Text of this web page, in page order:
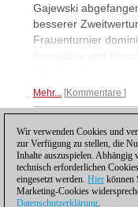
Gajewski
besserer
Frauenturnier
Mehr... Kommentare
Wir verwenden Cookies und
zur Verfügung zu stellen, die
Inhalte auszuspielen. Abhängig
technisch erforderlichen
eingesetzt werden. Hier können
Marketing-Cookies
Datenschutzerklärung.